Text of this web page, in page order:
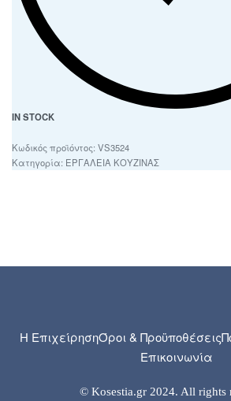
IN STOCK
VS3524
Κατηγορία: ΕΡΓΑΛΕΙΑ ΚΟΥΖΙΝΑΣ
Η ΕπιχείρησηΌροι & Προϋποθέσεις
Επικοινωνία
© Kosestia.gr 2024. All rights